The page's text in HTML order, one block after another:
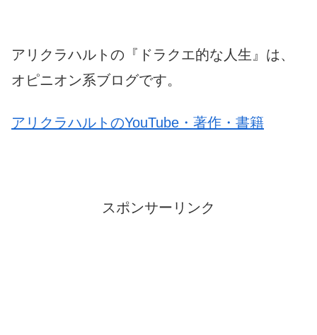
アリクラハルトの『ドラクエ的な人生』は、
オピニオン系ブログです。
アリクラハルトのYouTube・著作・書籍
スポンサーリンク